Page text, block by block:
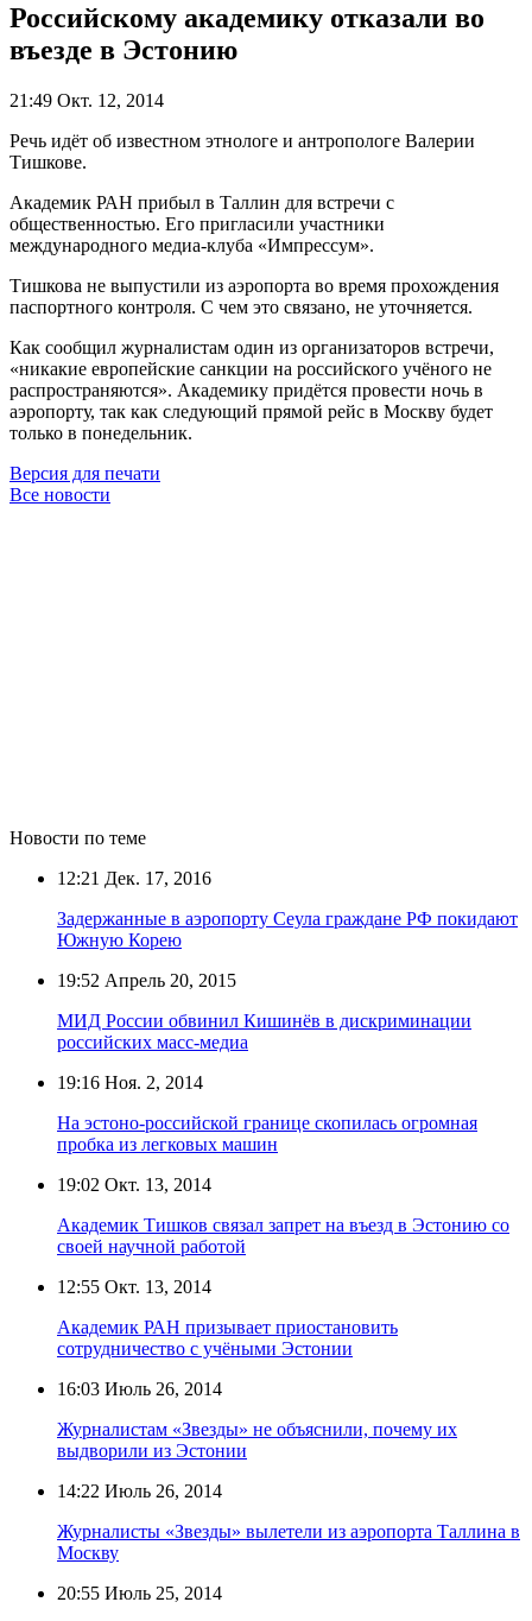
Российскому академику отказали во
въезде в Эстонию
21:49 Окт. 12, 2014
Речь идёт об известном этнологе и антропологе Валерии
Тишкове.
Академик РАН прибыл в Таллин для встречи с
общественностью. Его пригласили участники
международного медиа-клуба «Импрессум».
Тишкова не выпустили из аэропорта во время прохождения
паспортного контроля. С чем это связано, не уточняется.
Как сообщил журналистам один из организаторов встречи,
«никакие европейские санкции на российского учёного не
распространяются». Академику придётся провести ночь в
аэропорту, так как следующий прямой рейс в Москву будет
только в понедельник.
Версия для печати
Все новости
Новости по теме
12:21 Дек. 17, 2016
Задержанные в аэропорту Сеула граждане РФ покидают
Южную Корею
19:52 Апрель 20, 2015
МИД России обвинил Кишинёв в дискриминации
российских масс-медиа
19:16 Ноя. 2, 2014
На эстоно-российской границе скопилась огромная
пробка из легковых машин
19:02 Окт. 13, 2014
Академик Тишков связал запрет на въезд в Эстонию со
своей научной работой
12:55 Окт. 13, 2014
Академик РАН призывает приостановить
сотрудничество с учёными Эстонии
16:03 Июль 26, 2014
Журналистам «Звезды» не объяснили, почему их
выдворили из Эстонии
14:22 Июль 26, 2014
Журналисты «Звезды» вылетели из аэропорта Таллина в
Москву
20:55 Июль 25, 2014